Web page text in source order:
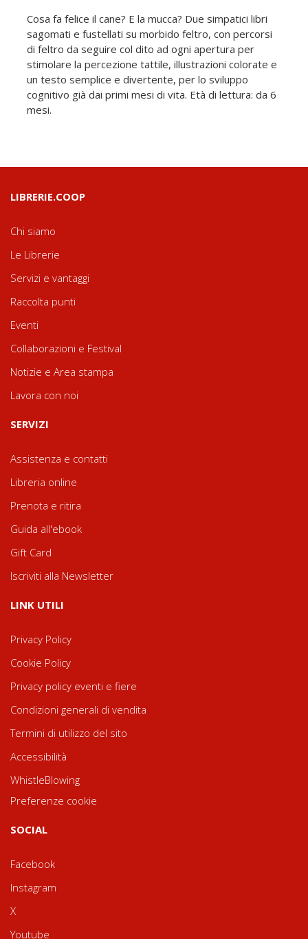
Cosa fa felice il cane? E la mucca? Due simpatici libri
sagomati e fustellati su morbido feltro, con percorsi
di feltro da seguire col dito ad ogni apertura per
stimolare la percezione tattile, illustrazioni colorate e
un testo semplice e divertente, per lo sviluppo
cognitivo già dai primi mesi di vita. Età di lettura: da 6
mesi.
LIBRERIE.COOP
Chi siamo
Le Librerie
Servizi e vantaggi
Raccolta punti
Eventi
Collaborazioni e Festival
Notizie e Area stampa
Lavora con noi
SERVIZI
Assistenza e contatti
Libreria online
Prenota e ritira
Guida all'ebook
Gift Card
Iscriviti alla Newsletter
LINK UTILI
Privacy Policy
Cookie Policy
Privacy policy eventi e fiere
Condizioni generali di vendita
Termini di utilizzo del sito
Accessibilità
WhistleBlowing
Preferenze cookie
SOCIAL
Facebook
Instagram
X
Youtube